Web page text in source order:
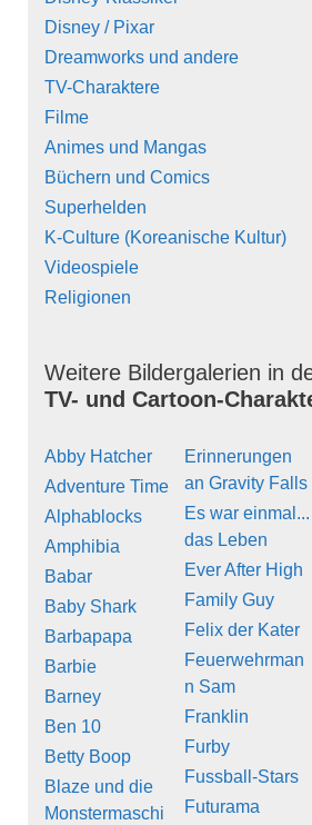
Disney / Pixar
Dreamworks und andere
TV-Charaktere
Filme
Animes und Mangas
Büchern und Comics
Superhelden
K-Culture (Koreanische Kultur)
Videospiele
Religionen
Weitere Bildergalerien in
TV- und Cartoon-
Abby Hatcher
Adventure Time
Alphablocks
Amphibia
Babar
Baby Shark
Barbapapa
Barbie
Barney
Ben 10
Betty Boop
Blaze und die
Monstermaschi
Erinnerungen
an Gravity Falls
Es war einmal...
das Leben
Ever After High
Family Guy
Felix der Kater
Feuerwehrman
n Sam
Franklin
Furby
Fussball-Stars
Futurama